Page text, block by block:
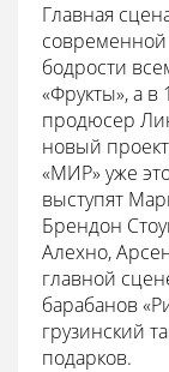
Главная
бодрости
«Фрукты», а
продюсер
новый
«МИР» уже
выступят
Брендон
Алехно,
главной
барабанов
грузинский
подарков.